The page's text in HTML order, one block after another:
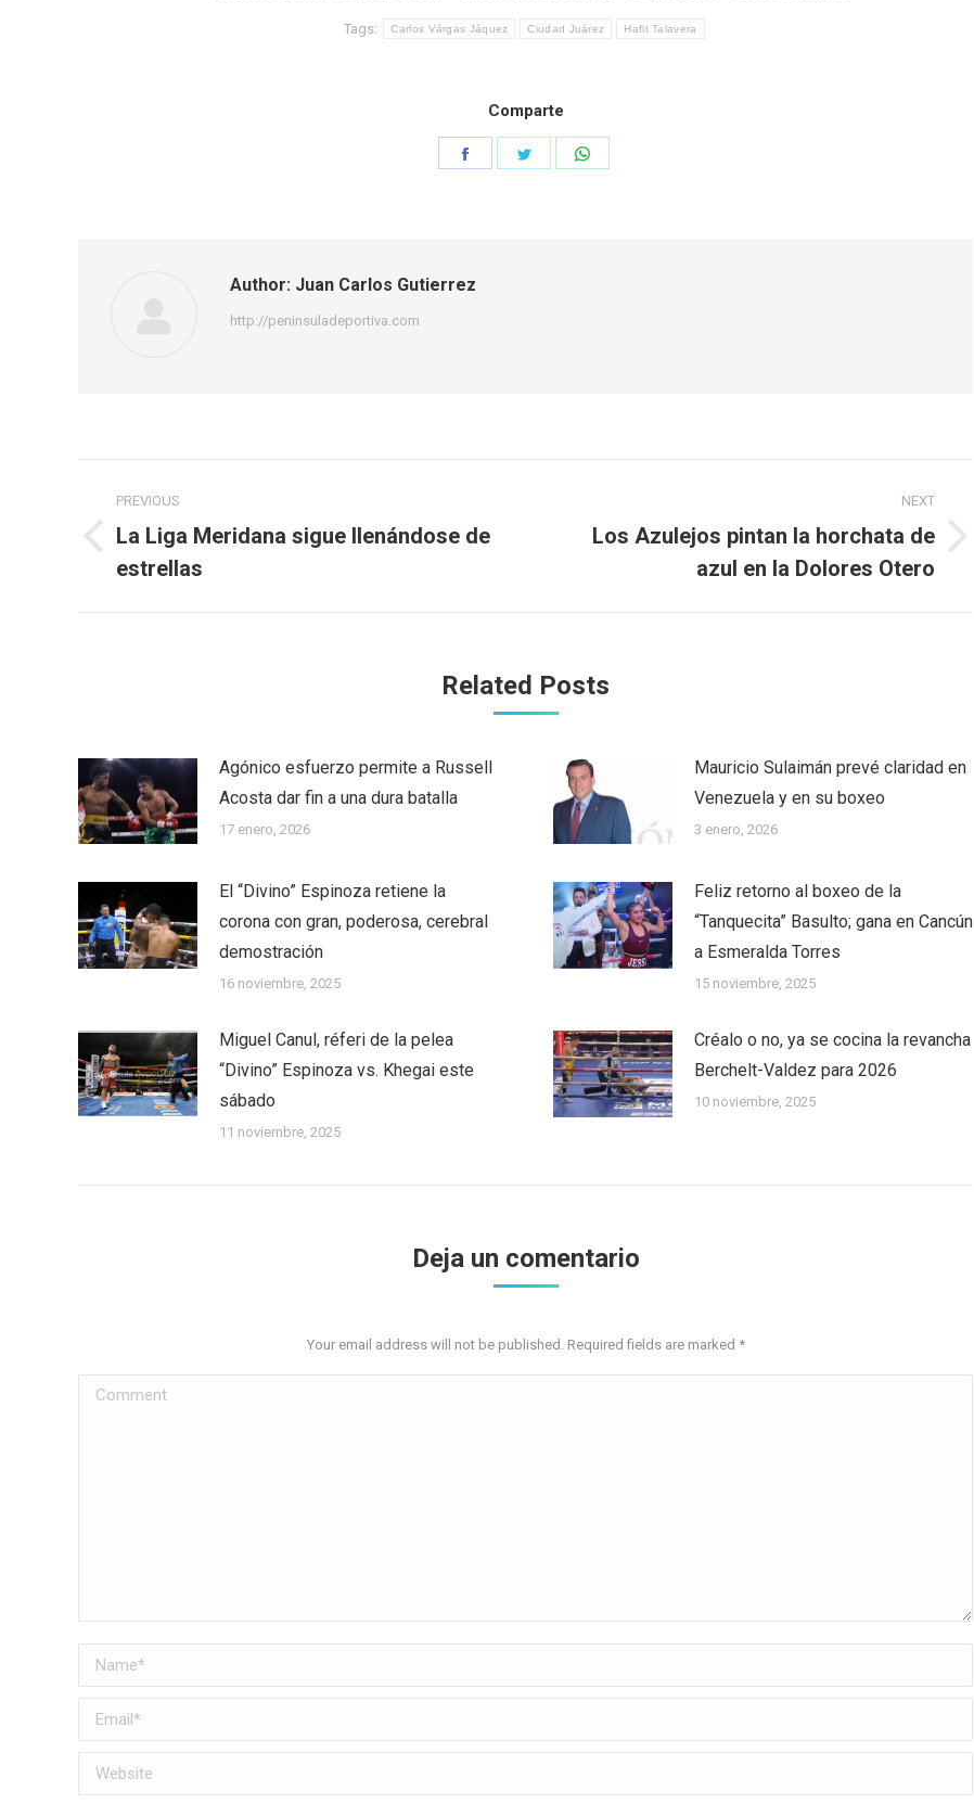
Tags: Carlos Várgas Jáquez Ciudad Juárez Hafit Talavera
Comparte
Share
Author: Juan Carlos Gutierrez
http://peninsuladeportiva.com
navigation
PREVIOUS
Previous
post:
La Liga Meridana sigue llenándose de
estrellas
NEXT
Next
Los Azulejos pintan la horchata de
azul en la Dolores Otero
Related Posts
Agónico esfuerzo permite a Russell
Acosta dar fin a una dura batalla
17 enero, 2026
Mauricio Sulaimán prevé claridad en
Venezuela y en su boxeo
3 enero, 2026
El “Divino” Espinoza retiene la
corona con gran, poderosa, cerebral
demostración
16 noviembre, 2025
Feliz retorno al boxeo de la
“Tanquecita” Basulto; gana en Cancún
a Esmeralda Torres
15 noviembre, 2025
Miguel Canul, réferi de la pelea
“Divino” Espinoza vs. Khegai este
sábado
11 noviembre, 2025
Créalo o no, ya se cocina la revancha
Berchelt-Valdez para 2026
10 noviembre, 2025
Deja un comentario
Your email address will not be published. Required fields are marked *
Comment
Name *
Email *
Website